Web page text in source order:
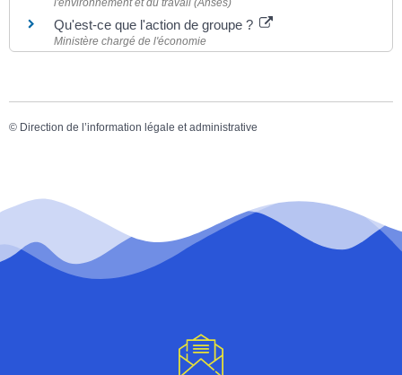
Qu'est-ce que l'action de groupe ?
Ministère chargé de l'économie
© Direction de l’information légale et administrative